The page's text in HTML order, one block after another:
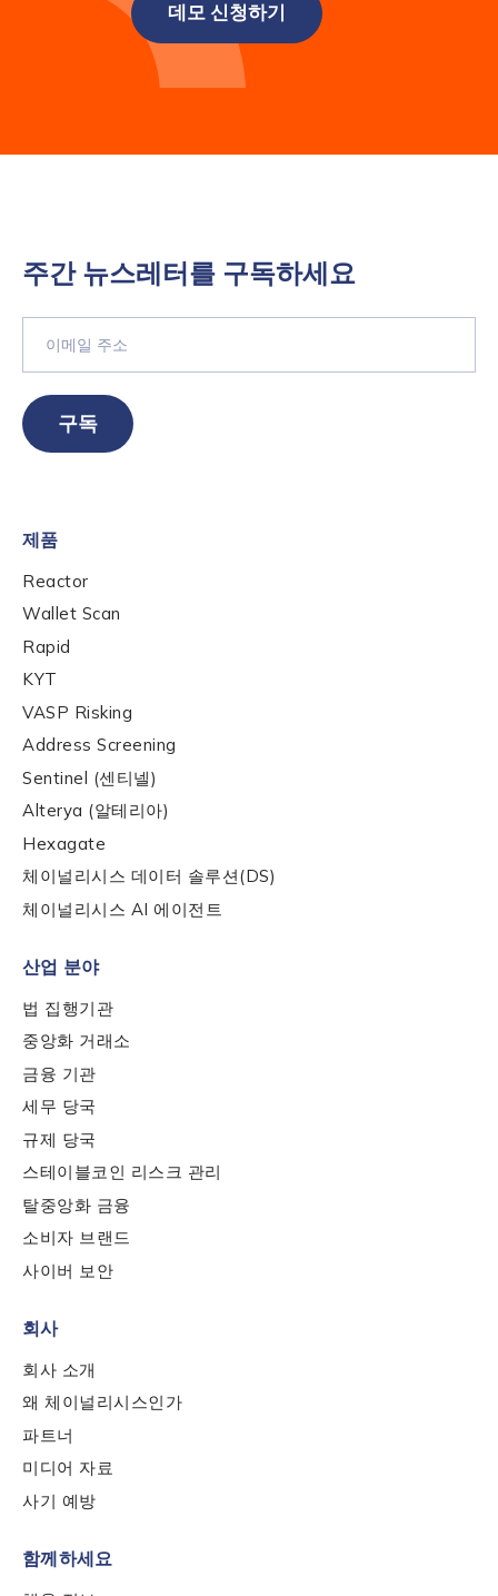
데모 신청하기
First Name
*
Last name
Company / Organization Name
*
Phone Number
*
Country
Role Level
Organization Type
How did you hear about us?
By checking this box, you indicate that you'd like us
services, events, and news. Your personal data will
be handled in accordance with the
privacy policy
주간 뉴스레터를 구독하세요
구독
제품
Reactor
Wallet Scan
Rapid
KYT
VASP Risking
Address Screening
Sentinel (센티넬)
Alterya (알테리아)
Hexagate
체이널리시스 데이터 솔루션(DS)
체이널리시스 AI 에이전트
산업 분야
법 집행기관
중앙화 거래소
금융 기관
세무 당국
규제 당국
스테이블코인 리스크 관리
탈중앙화 금융
소비자 브랜드
사이버 보안
회사
회사 소개
왜 체이널리시스인가
파트너
미디어 자료
사기 예방
함께하세요